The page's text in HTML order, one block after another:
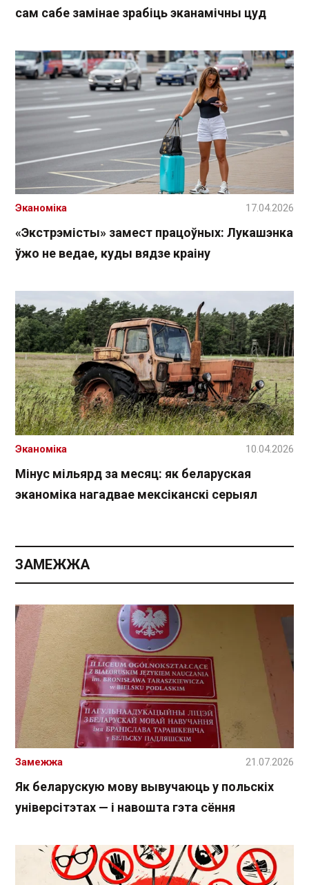
сам сабе замінае зрабіць эканамічны цуд
«Экстрэмісты» замест працоўных: Лукашэнка
ўжо не ведае, куды вядзе краіну
Эканоміка 17.04.2026
Мінус мільярд за месяц: як беларуская
эканоміка нагадвае мексіканскі серыял
Эканоміка 10.04.2026
ЗАМЕЖЖА
Як беларускую мову вывучаюць у польскіх
універсітэтах — і навошта гэта сёння
Замежжа 21.07.2026